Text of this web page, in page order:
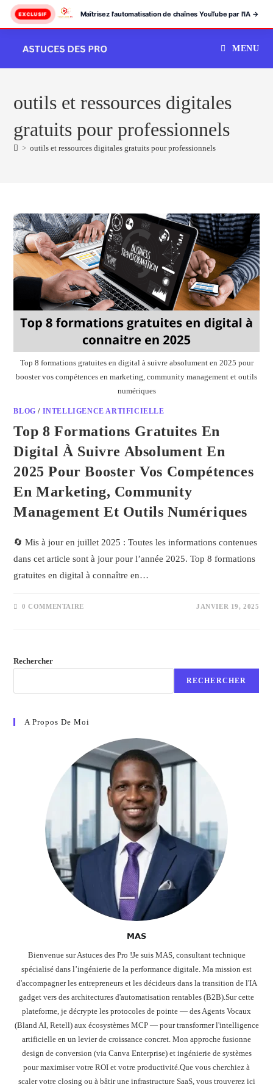
EXCLUSIF Maîtrisez l'automatisation de chaînes YouTube par l'IA →
content
MENU
outils et ressources digitales
gratuits pour professionnels
> outils et ressources digitales gratuits pour professionnels
Top 8 formations gratuites en digital à suivre absolument en 2025 pour
booster vos compétences en marketing, community management et outils
numériques
BLOG / INTELLIGENCE ARTIFICIELLE
Top 8 Formations Gratuites En
Digital À Suivre Absolument En
2025 Pour Booster Vos Compétences
En Marketing, Community
Management Et Outils Numériques
🔄 Mis à jour en juillet 2025 : Toutes les informations contenues
dans cet article sont à jour pour l’année 2025. Top 8 formations
gratuites en digital à connaître en…
0 COMMENTAIRE JANVIER 19, 2025
Rechercher
RECHERCHER
A Propos De Moi
𝗠𝗔𝗦
Bienvenue sur Astuces des Pro !Je suis MAS, consultant technique
spécialisé dans l’ingénierie de la performance digitale. Ma mission est
d'accompagner les entrepreneurs et les décideurs dans la transition de l'IA
gadget vers des architectures d'automatisation rentables (B2B).Sur cette
plateforme, je décrypte les protocoles de pointe — des Agents Vocaux
(Bland AI, Retell) aux écosystèmes MCP — pour transformer l'intelligence
artificielle en un levier de croissance concret. Mon approche fusionne
design de conversion (via Canva Enterprise) et ingénierie de systèmes
pour maximiser votre ROI et votre productivité.Que vous cherchiez à
scaler votre closing ou à bâtir une infrastructure SaaS, vous trouverez ici